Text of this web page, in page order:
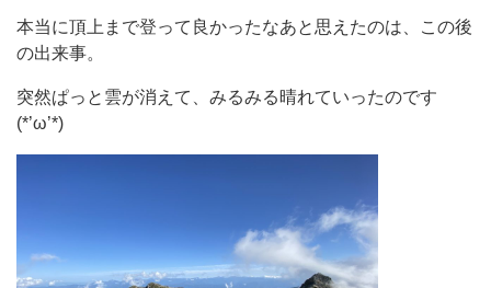
本当に頂上まで登って良かったなあと思えたのは、この後
の出来事。
突然ぱっと雲が消えて、みるみる晴れていったのです
(*’ω’*)